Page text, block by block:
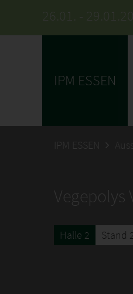
26.01. -
IPM ESSEN
IPM ESSEN
Vegepolys
Halle 2 Stand